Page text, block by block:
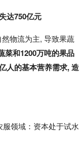
达750亿元
物流为主, 导致果蔬
菜和1200万吨的果品
人的基本营养需求, 造